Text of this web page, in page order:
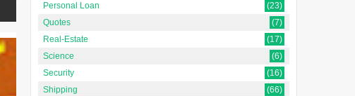
Personal Loan
(23)
Quotes
(7)
Real-Estate
(17)
Science
(6)
Security
(16)
Shipping
(66)